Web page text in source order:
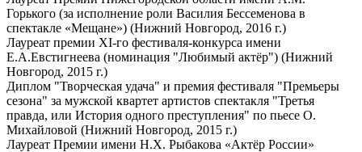
Горького (за исполнение роли Василия Бессеменова в
спектакле «Мещане») (Нижний Новгород, 2016 г.)
Лауреат премии XI-го фестиваля-конкурса имени
Е.А.Евстигнеева (номинация "Любимый актёр") (Нижний
Новгород, 2015 г.)
Диплом "Творческая удача" и премия фестиваля "Премьеры
сезона" за мужской квартет артистов спектакля "Третья
правда, или История одного преступления" по пьесе О.
Михайловой (Нижний Новгород, 2015 г.)
Лауреат Премии имени Н.Х. Рыбакова «Актёр России»